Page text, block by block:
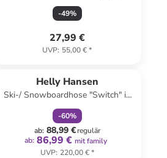
(H)32 x (T)13 cm - 6 l
-49%
27,99 €
UVP: 55,00 €*
Helly Hansen
Ski-/ Snowboardhose "Switch" in
Gelb
-60%
ab: 88,99 €regulär
ab: 86,99 € mit family
UVP: 220,00 €*